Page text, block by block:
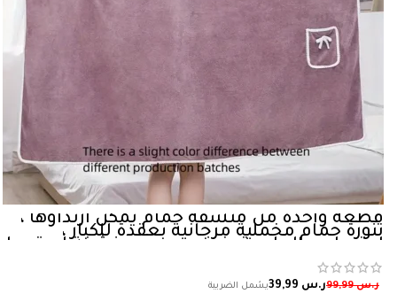
قطعة واحدة من منشفة حمام يمكن ارتداؤها ،
تنورة حمام مخملية مرجانية بعقدة للكبار ،
امتصاص الماء ، تجفيف سريع ، منشفة
، لا تساقط الشعر ، مستلزمات الحمام
ر.س99,99 ر.س